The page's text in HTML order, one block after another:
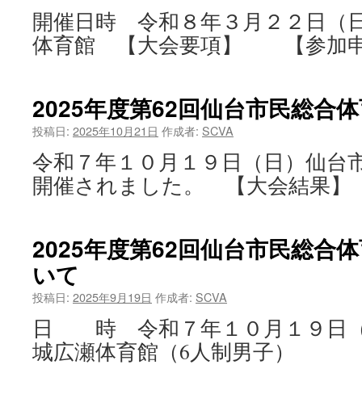
開催日時 令和８年３月２２日（
体育館 【大会要項】 【参加
2025年度第62回仙台市民総合
投稿日: 2025年10月21日 作成者: SCVA
令和７年１０月１９日（日）仙台
開催されました。 【大会結
2025年度第62回仙台市民総合
いて
投稿日: 2025年9月19日 作成者: SCVA
日 時 令和７年１０月１９日
城広瀬体育館（6人制男子